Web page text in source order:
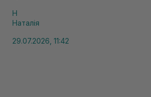
Н
Наталія
29.07.2026, 11:42